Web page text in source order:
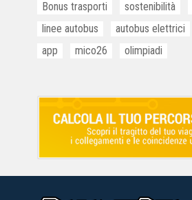
Bonus trasporti
sostenibilità
linee autobus
autobus elettrici
app
mico26 olimpiadi